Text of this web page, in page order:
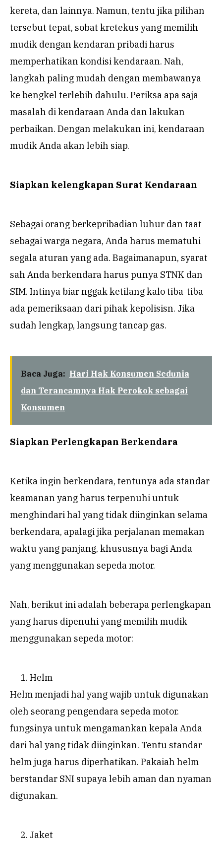
kereta, dan lainnya. Namun, tentu jika pilihan
tersebut tepat, sobat kretekus yang memilih
mudik dengan kendaran pribadi harus
memperhatikan kondisi kendaraan. Nah,
langkah paling mudah dengan membawanya
ke bengkel terlebih dahulu. Periksa apa saja
masalah di kendaraan Anda dan lakukan
perbaikan. Dengan melakukan ini, kendaraan
mudik Anda akan lebih siap.
Siapkan kelengkapan Surat Kendaraan
Sebagai orang berkepribadian luhur dan taat
sebagai warga negara, Anda harus mematuhi
segala aturan yang ada. Bagaimanapun, syarat
sah Anda berkendara harus punya STNK dan
SIM. Intinya biar nggak ketilang kalo tiba-tiba
ada pemeriksaan dari pihak kepolisisn. Jika
sudah lengkap, langsung tancap gas.
Baca Juga: Hari Hak Konsumen Sedunia
dan Terancamnya Hak Perokok sebagai
Konsumen
Siapkan Perlengkapan Berkendara
Ketika ingin berkendara, tentunya ada standar
keamanan yang harus terpenuhi untuk
menghindari hal yang tidak diinginkan selama
berkendara, apalagi jika perjalanan memakan
waktu yang panjang, khususnya bagi Anda
yang menggunakan sepeda motor.
Nah, berikut ini adalah beberapa perlengkapan
yang harus dipenuhi yang memilih mudik
menggunakan sepeda motor:
Helm
Helm menjadi hal yang wajib untuk digunakan
oleh seorang pengendara sepeda motor.
fungsinya untuk mengamankan kepala Anda
dari hal yang tidak diinginkan. Tentu standar
helm juga harus diperhatikan. Pakaiah helm
berstandar SNI supaya lebih aman dan nyaman
digunakan.
Jaket